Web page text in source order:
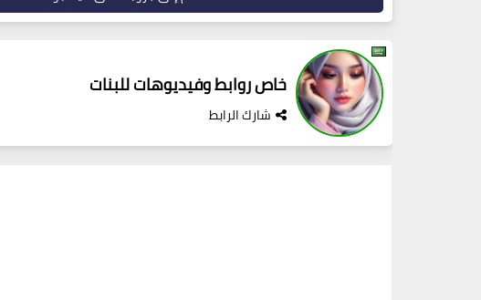
خاص روابط وفيديوهات للبنات
شارك الرابط